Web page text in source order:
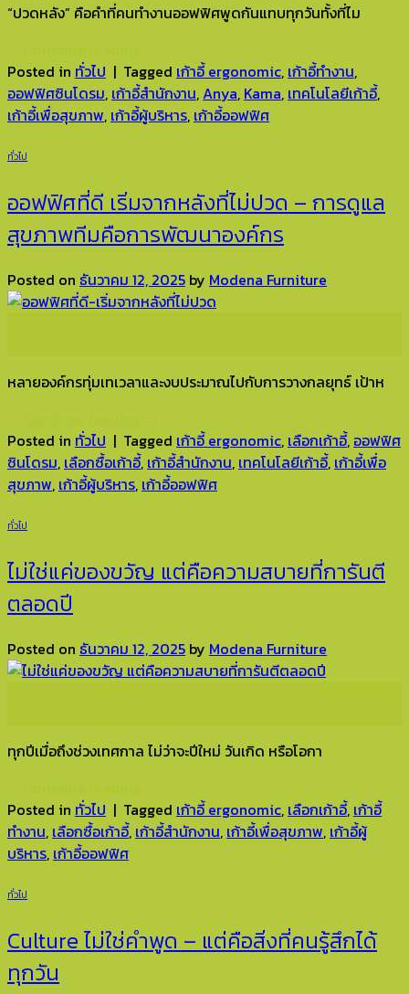
“ปวดหลัง” คือคำที่คนทำงานออฟฟิศพูดกันแทบทุกวันทั้งที่ไม
Posted in ทั่วไป | Tagged เก้าอี้ ergonomic, เก้าอี้ทำงาน,
ออฟฟิศซินโดรม, เก้าอี้สำนักงาน,Anya, Kama, เทคโนโลยีเก้าอี้,
เก้าอี้เพื่อสุขภาพ, เก้าอี้ผู้บริหาร, เก้าอี้ออฟฟิศ
ทั่วไป
ออฟฟิศที่ดี เริ่มจากหลังที่ไม่ปวด – การดูแล
สุขภาพทีมคือการพัฒนาองค์กร
Posted on ธันวาคม 12, 2025 by Modena Furniture
หลายองค์กรทุ่มเทเวลาและงบประมาณไปกับการวางกลยุทธ์ เป้าห
Posted in ทั่วไป | Tagged เก้าอี้ ergonomic, เลือกเก้าอี้, ออฟฟิศ
ซินโดรม, เลือกซื้อเก้าอี้, เก้าอี้สำนักงาน, เทคโนโลยีเก้าอี้, เก้าอี้เพื่อ
สุขภาพ, เก้าอี้ผู้บริหาร, เก้าอี้ออฟฟิศ
ทั่วไป
ไม่ใช่แค่ของขวัญ แต่คือความสบายที่การันตี
ตลอดปี
Posted on ธันวาคม 12, 2025 by Modena Furniture
ทุกปีเมื่อถึงช่วงเทศกาล ไม่ว่าจะปีใหม่ วันเกิด หรือโอกา
Posted in ทั่วไป | Tagged เก้าอี้ ergonomic, เลือกเก้าอี้, เก้าอี้
ทำงาน, เลือกซื้อเก้าอี้, เก้าอี้สำนักงาน, เก้าอี้เพื่อสุขภาพ, เก้าอี้ผู้
บริหาร, เก้าอี้ออฟฟิศ
ทั่วไป
Culture ไม่ใช่คำพูด – แต่คือสิ่งที่คนรู้สึกได้
ทุกวัน